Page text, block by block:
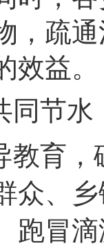
，疏
效益。
同节水
教育，
众、
跑冒